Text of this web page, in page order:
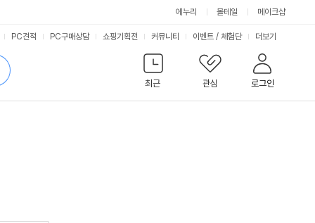
에누리 몰테일 메이크샵
최근
관심 로그인
PC견적 PC구매상담 쇼핑기획전 커뮤니티 이벤트 / 체험단 서
비
스
더보기